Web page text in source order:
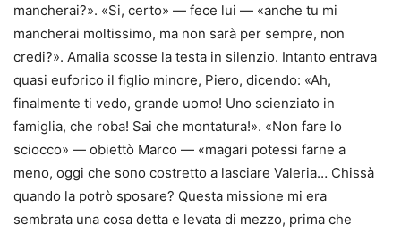
mancherai?». «Si, certo» — fece lui — «anche tu mi
mancherai moltissimo, ma non sarà per sempre, non
credi?». Amalia scosse la testa in silenzio. Intanto entrava
quasi euforico il figlio minore, Piero, dicendo: «Ah,
finalmente ti vedo, grande uomo! Uno scienziato in
famiglia, che roba! Sai che montatura!». «Non fare lo
sciocco» — obiettò Marco — «magari potessi farne a
meno, oggi che sono costretto a lasciare Valeria… Chissà
quando la potrò sposare? Questa missione mi era
sembrata una cosa detta e levata di mezzo, prima che